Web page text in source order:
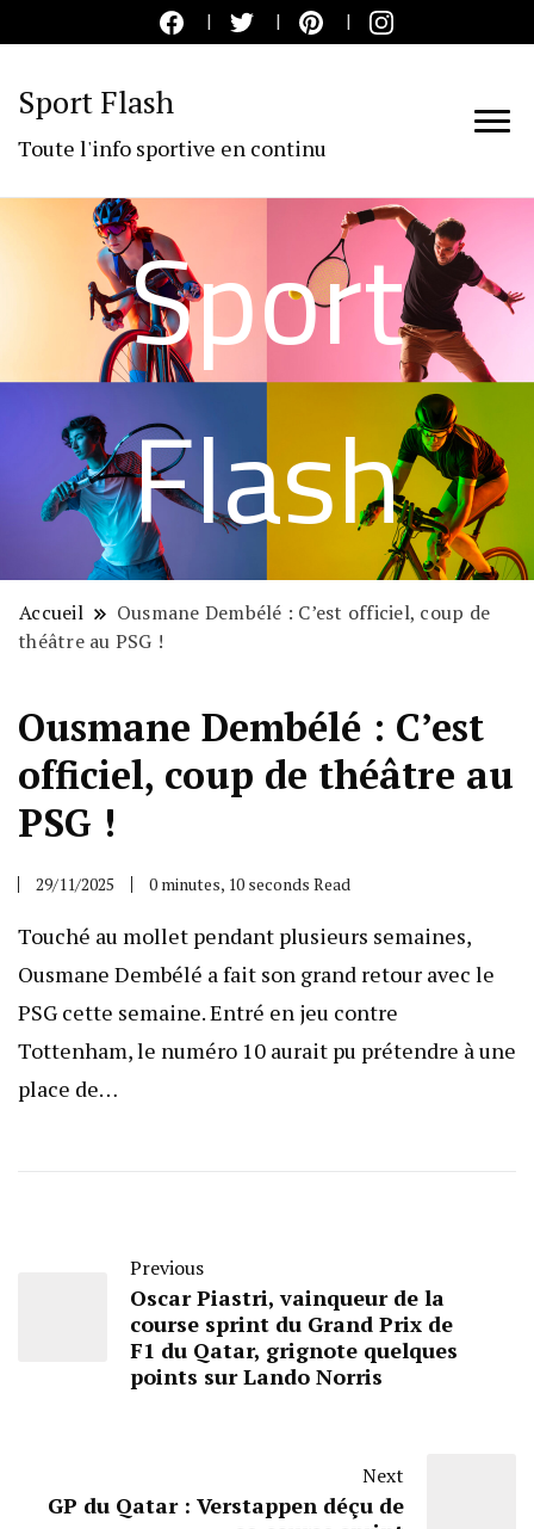
Sport Flash
Toute l'info sportive en continu
Sport
Flash
Accueil
Ousmane Dembélé : C’est officiel, coup de
théâtre au PSG !
Ousmane Dembélé : C’est
officiel, coup de théâtre au
PSG !
29/11/2025 0 minutes, 10 seconds Read
Touché au mollet pendant plusieurs semaines,
Ousmane Dembélé a fait son grand retour avec le
PSG cette semaine. Entré en jeu contre
Tottenham, le numéro 10 aurait pu prétendre à une
place de…
Previous
Oscar Piastri, vainqueur de la
course sprint du Grand Prix de
F1 du Qatar, grignote quelques
points sur Lando Norris
Next
GP du Qatar : Verstappen déçu de